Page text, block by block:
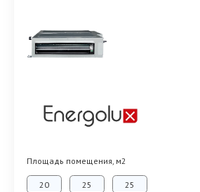
Площадь помещения, м2
20 25 25